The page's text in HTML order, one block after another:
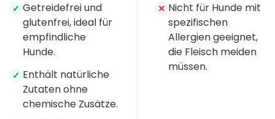
✓ Getreidefrei und
glutenfrei, ideal für
empfindliche
Hunde.
✓ Enthält natürliche
Zutaten ohne
chemische Zusätze.
✕ Nicht für Hunde mit
spezifischen
Allergien geeignet,
die Fleisch meiden
müssen.